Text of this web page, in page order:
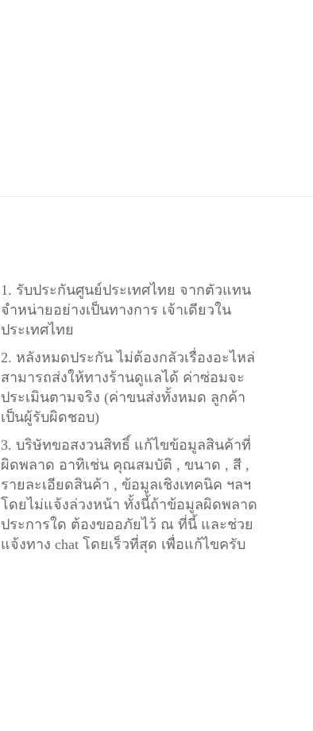
1. รับประกันศูนย์ประเทศไทย จากตัวแทน
จำหน่ายอย่างเป็นทางการ เจ้าเดียวใน
ประเทศไทย
2. หลังหมดประกัน ไม่ต้องกลัวเรื่องอะไหล่
สามารถส่งให้ทางร้านดูแลได้ ค่าซ่อมจะ
ประเมินตามจริง (ค่าขนส่งทั้งหมด ลูกค้า
เป็นผู้รับผิดชอบ)
3. บริษัทขอสงวนสิทธิ์ แก้ไขข้อมูลสินค้าที่
ผิดพลาด อาทิเช่น คุณสมบัติ , ขนาด , สี ,
รายละเอียดสินค้า , ข้อมูลเชิงเทคนิค ฯลฯ
โดยไม่แจ้งล่วงหน้า ทั้งนี้ถ้าข้อมูลผิดพลาด
ประการใด ต้องขออภัยไว้ ณ ที่นี้ และช่วย
แจ้งทาง chat โดยเร็วที่สุด เพื่อแก้ไขครับ